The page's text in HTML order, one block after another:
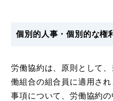
個別的人事・個別的な権
労働協約は、原則として
働組合の組合員に適用さ
事項について、労働協約